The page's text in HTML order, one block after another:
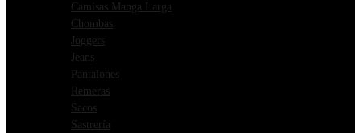
Camisas Manga Larga
Chombas
Joggers
Jeans
Pantalones
Remeras
Sacos
Sastrería